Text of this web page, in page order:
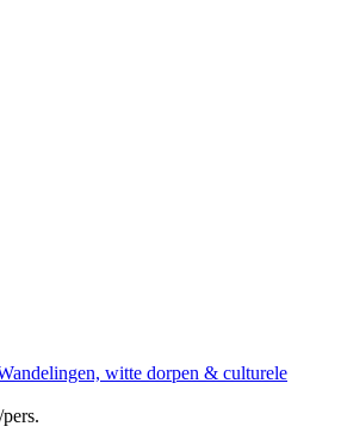
witte dorpen & culturele
/pers.